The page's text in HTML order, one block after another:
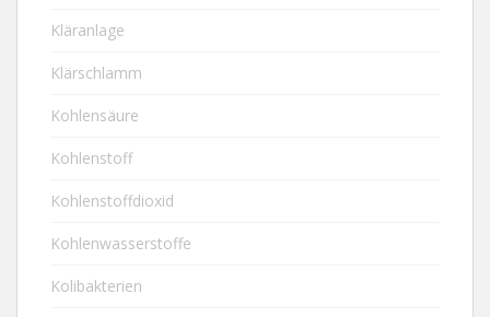
Kläranlage
Klärschlamm
Kohlensäure
Kohlenstoff
Kohlenstoffdioxid
Kohlenwasserstoffe
Kolibakterien